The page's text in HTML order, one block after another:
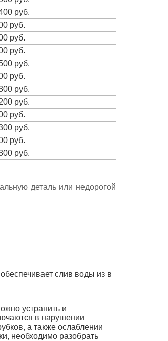
руб.
руб.
руб.
руб.
руб.
руб.
руб.
руб.
руб.
руб.
руб.
руб.
деталь или недорогой
слив воды из в
устранить и
в нарушении
а также ослаблении
необходимо разобрать